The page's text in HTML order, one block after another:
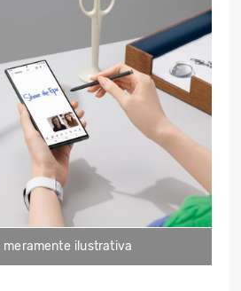
meramente ilustrativa